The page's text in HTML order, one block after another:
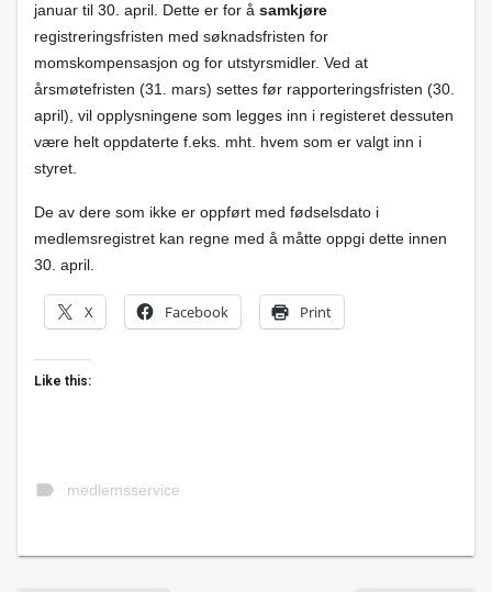
januar til 30. april. Dette er for å samkjøre
registreringsfristen med søknadsfristen for
momskompensasjon og for utstyrsmidler. Ved at
årsmøtefristen (31. mars) settes før rapporteringsfristen (30.
april), vil opplysningene som legges inn i registeret dessuten
være helt oppdaterte f.eks. mht. hvem som er valgt inn i
styret.
De av dere som ikke er oppført med fødselsdato i
medlemsregistret kan regne med å måtte oppgi dette innen
30. april.
X Facebook Print
Like this:
label medlemsservice